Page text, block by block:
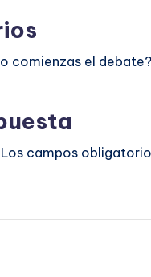
comienzas el debate?
Los campos